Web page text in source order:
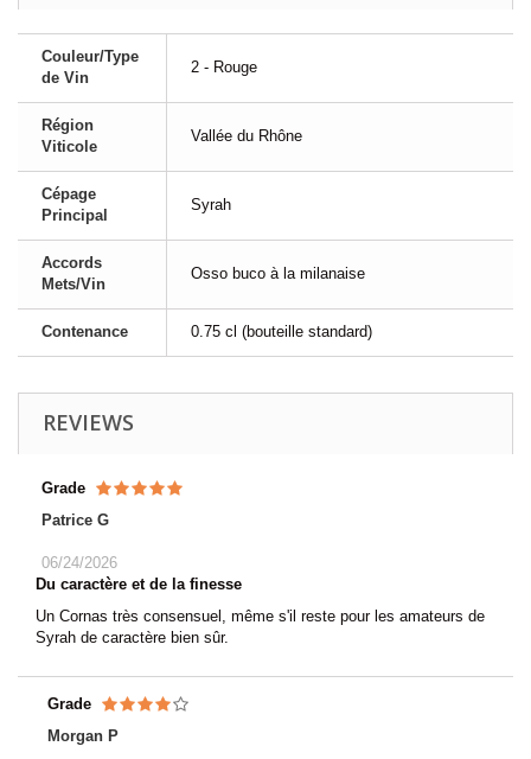
Couleur/Type
de Vin
2 - Rouge
Région
Viticole
Vallée du Rhône
Cépage
Principal
Syrah
Accords
Mets/Vin
Osso buco à la milanaise
Contenance 0.75 cl (bouteille standard)
REVIEWS
Grade
Patrice G
06/24/2026
Du caractère et de la finesse
Un Cornas très consensuel, même s'il reste pour les amateurs de
Syrah de caractère bien sûr.
Grade
Morgan P